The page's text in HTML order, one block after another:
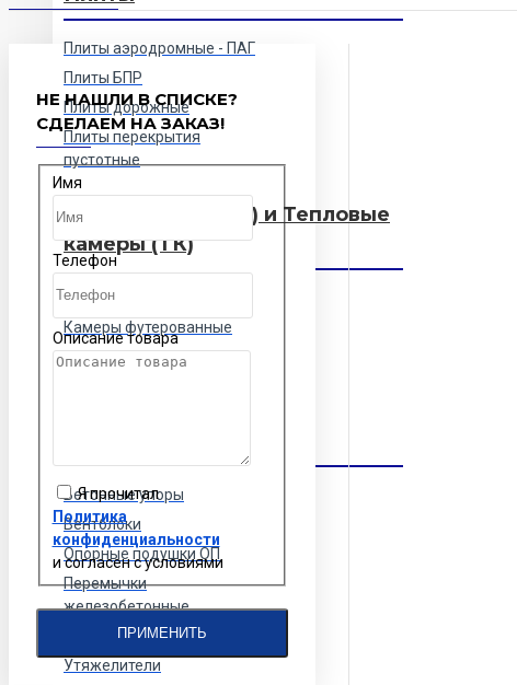
Плиты аэродромные - ПАГ
Плиты БПР
Плиты дорожные
Плиты перекрытия
пустотные
Кольца (колодцы) и Тепловые
камеры (ТК)
Камеры тепловые
Камеры футерованные
Колодцы футерованные
Бетонные упоры
Вентблоки
Опорные подушки ОП
Перемычки
железобетонные
Столбики сигнальные
Утяжелители
НЕ НАШЛИ В СПИСКЕ?
СДЕЛАЕМ НА ЗАКАЗ!
Имя
Телефон
Описание товара
Я прочитал
Политика
конфиденциальности
и согласен с условиями
ПРИМЕНИТЬ